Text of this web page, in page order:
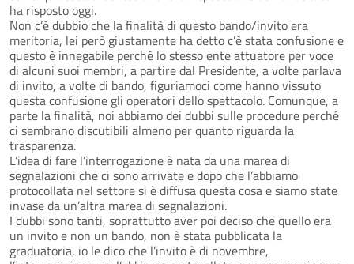
ha risposto oggi.
Non c’è dubbio che la finalità di questo bando/invito era
meritoria, lei però giustamente ha detto c’è stata confusione e
questo è innegabile perché lo stesso ente attuatore per voce
di alcuni suoi membri, a partire dal Presidente, a volte parlava
di invito, a volte di bando, figuriamoci come hanno vissuto
questa confusione gli operatori dello spettacolo. Comunque, a
parte la finalità, noi abbiamo dei dubbi sulle procedure perché
ci sembrano discutibili almeno per quanto riguarda la
trasparenza.
L’idea di fare l’interrogazione è nata da una marea di
segnalazioni che ci sono arrivate e dopo che l’abbiamo
protocollata nel settore si è diffusa questa cosa e siamo state
invase da un’altra marea di segnalazioni.
I dubbi sono tanti, soprattutto aver poi deciso che quello era
un invito e non un bando, non è stata pubblicata la
graduatoria, io le dico che l’invito è di novembre,